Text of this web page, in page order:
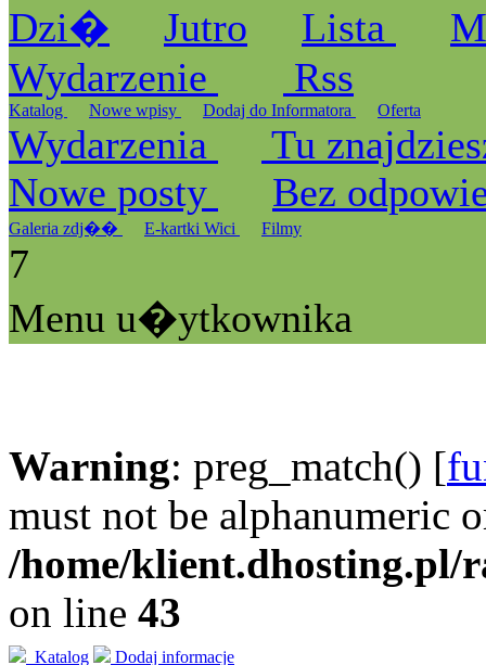
Dzi�
Jutro Lista
Wydarzenie
Rss
Katalog Nowe wpisy Dodaj do Informatora Oferta
Wydarzenia
Tu
Nowe posty
Bez
Galeria zdj�� E-kartki Wici Filmy
7
Menu u�ytkownika
Warning: preg_match() [
must not be alphanumeric
/home/klient.dhosting.pl/
on line 43
Katalog Dodaj informacje